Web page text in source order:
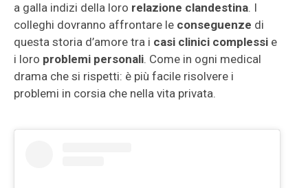
a galla indizi della loro relazione clandestina. I
colleghi dovranno affrontare le conseguenze di
questa storia d’amore tra i casi clinici complessi e
i loro problemi personali. Come in ogni medical
drama che si rispetti: è più facile risolvere i
problemi in corsia che nella vita privata.